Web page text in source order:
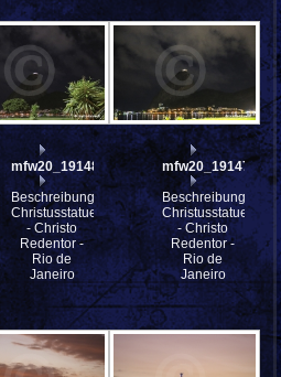
mfw20_191485
Beschreibung:
Christusstatue
- Christo
Redentor -
Rio de
Janeiro
mfw20_191475
Beschreibung:
Christusstatue
- Christo
Redentor -
Rio de
Janeiro